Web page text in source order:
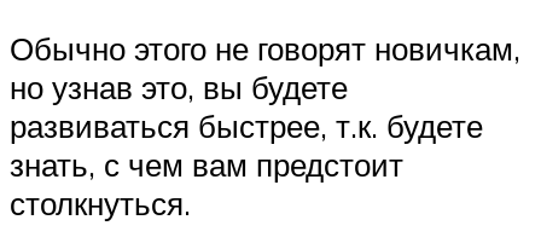
Обычно этого не говорят новичкам,
но узнав это, вы будете
развиваться быстрее, т.к. будете
знать, с чем вам предстоит
столкнуться.